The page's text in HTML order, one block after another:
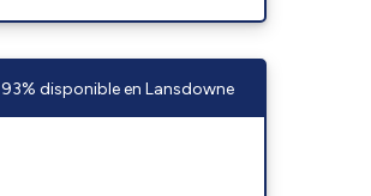
93% disponible en Lansdowne